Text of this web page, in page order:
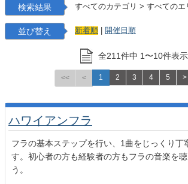
検索結果 すべてのカテゴリ > すべてのエ
並び替え 新着順 開催日順
全211件中 1 〜10件表示
<< < 1 2 3 4 5 >
ハワイアンフラ
フラの基本ステップを行い、1曲をじっくり丁
す。初心者の方も経験者の方もフラの音楽を
う。